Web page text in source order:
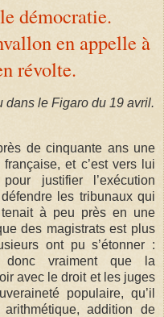
démocratie.
en appelle à
révolte.
dans le Figaro du 19 avril.
de cinquante ans une
et c’est vers lui
justifier l’exécution
les tribunaux qui
à peu près en une
des magistrats est plus
ont pu s’étonner :
donc vraiment que la
avec le droit et les juges
populaire, qu’il
addition de